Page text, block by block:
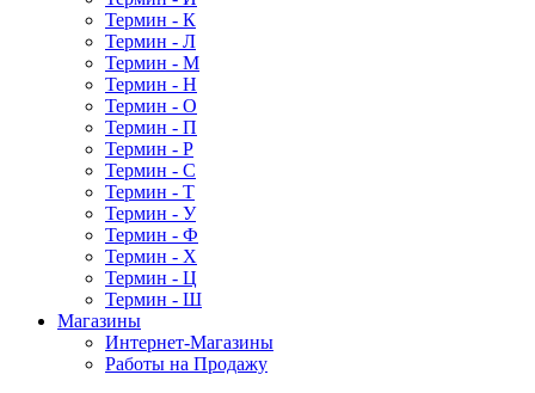
Термин - К
Термин - Л
Термин - М
Термин - Н
Термин - О
Термин - П
Термин - Р
Термин - С
Термин - Т
Термин - У
Термин - Ф
Термин - Х
Термин - Ц
Термин - Ш
Магазины
Интернет-Магазины
Работы на Продажу